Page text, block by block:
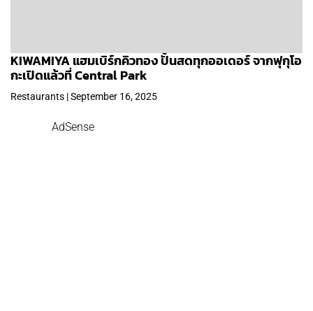
KIWAMIYA แฮมเบิร์กคิวทอง ปั้นสดทุกออเดอร์ จากฟุกุโอ
กะเปิดแล้วที่ Central Park
Restaurants | September 16, 2025
AdSense